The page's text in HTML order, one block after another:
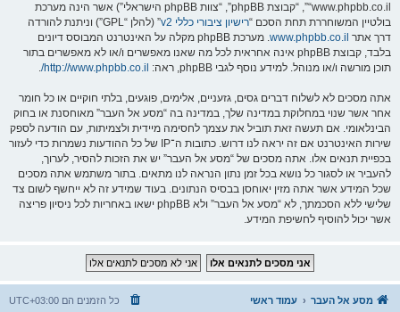
“www.phpbb.co.il”, “קבוצת phpBB”, “צוות phpBB הישראלי”) אשר הינה מערכת
בולטיין המשוחררת תחת הסכם “רישיון ציבורי כללי v2
” (להלן “GPL”) וניתנת להורדה
דרך אתר www.phpbb.co.il
. מערכת phpBB מקלה על האינטרנט המבוסס דיונים
בלבד, קבוצת phpBB אינה אחראית לכל מה שאנו מאפשרים ו/או לא מאפשרים בתור
תוכן מורשה ו/או מנוהל. למידע נוסף לגבי phpBB, ראה:
http://www.phpbb.co.il/
.
אתה מסכים לא לשלוח דברים גסים, גזעניים, אלימים, פוגעים, בלתי חוקיים או כל חומר
אחר אשר שנוי במחלוקת במדינה שלך, במדינה בה “מסע אל העבר” מאוחסנת או בחוק
הבינלאומי. אם תעשה זאת תוביל את עצמך לחסימה מיידית ולצמיתות, עם הודעה לספק
שירות האינטרנט אם זה יראה לנו דרוש. כתובות ה־IP של כל ההודעות נשמרות כדי לעזור
בכפיית תנאים אלו. אתה מסכים של “מסע אל העבר” יש את הזכות להסיר, לערוך,
להעביר או לסגור כל נושא בכל זמן נתון הנראה לנו מתאים. בתור משתמש אתה מסכים
שכל המידע אשר אתה מזין יאוחסן בבסיס הנתונים. בעוד שמידע זה לא ייחשף לשום צד
שלישי ללא הסכמתך, לא “מסע אל העבר” ולא phpBB ישאו באחריות לכל ניסיון פריצה
אשר יכול להוסיף לחשיפת המידע.
מסע אל העבר עמוד ראשי כל הזמנים הם UTC+03:00